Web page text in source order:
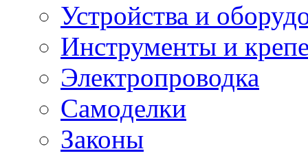
Устройства и
Инструменты и
Электропроводка
Самоделки
Законы